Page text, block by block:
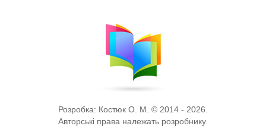
Розробка: Костюк О. М. © 2014 - 2026.
Авторські права належать розробнику.